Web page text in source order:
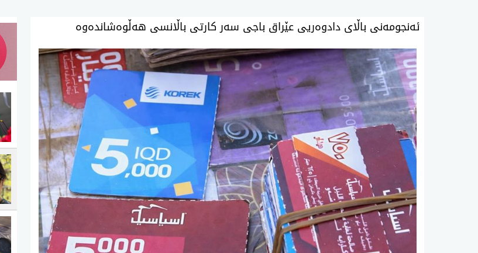
ئەنجومەنی باڵای دادوەریی عێراق باجی سەر کارتی باڵانسی هەڵوەشاندەوە